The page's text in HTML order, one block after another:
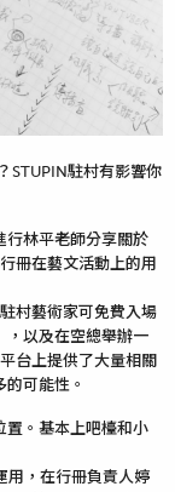
STUPIN駐村有影響你
行林平老師分享關於
冊在藝文活動上的用
村藝術家可免費入場
，以及在空總舉辦一
台上提供了大量相關
可能性。
置。基本上吧檯和小
用，在行冊負責人婷